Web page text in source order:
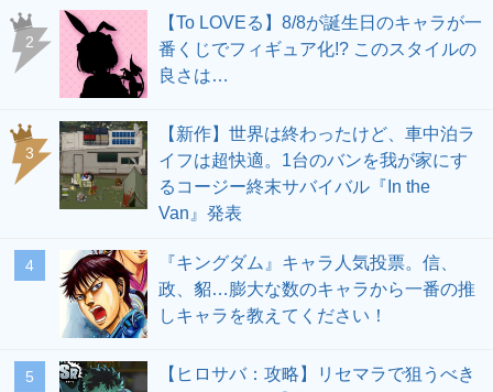
2
【To LOVEる】8/8が誕生日のキャラが一
番くじでフィギュア化!? このスタイルの
良さは…
3
【新作】世界は終わったけど、車中泊ラ
イフは超快適。1台のバンを我が家にす
るコージー終末サバイバル『In the
Van』発表
4
『キングダム』キャラ人気投票。信、
政、貂…膨大な数のキャラから一番の推
しキャラを教えてください！
5
【ヒロサバ：攻略】リセマラで狙うべき